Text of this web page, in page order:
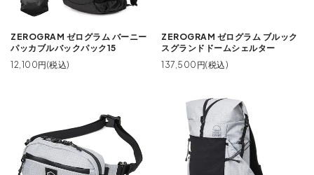
ZEROGRAM ゼログラム バーニー
パッカブルバックパック15
12,100円(税込)
ZEROGRAM ゼログラム ブルック
スグランドドームシェルター
137,500円(税込)